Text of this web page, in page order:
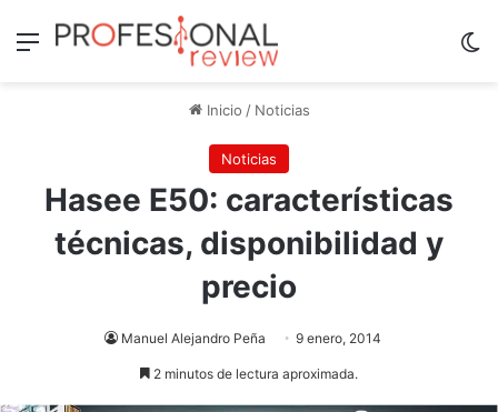
Menú
Inicio / Noticias
Noticias
Hasee E50: características
técnicas, disponibilidad y
precio
Manuel Alejandro Peña 9 enero, 2014
2 minutos de lectura aproximada.